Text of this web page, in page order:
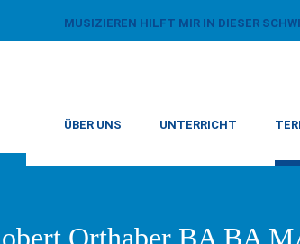
MUSIZIEREN HILFT MIR IN DIESER
ÜBER UNS UNTERRICHT